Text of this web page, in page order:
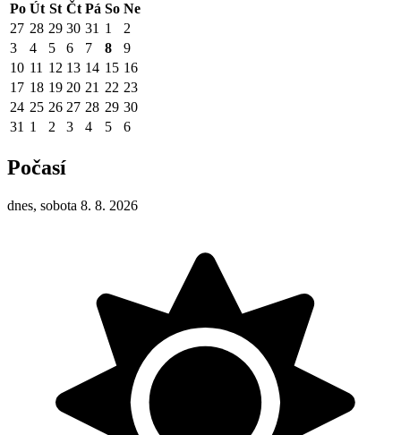
Po Út St Čt Pá So Ne
27 28 29 30 31 1
2
3
4 5 6 7 8
9
10 11 12 13 14 15 16
17 18 19 20 21 22 23
24 25 26 27 28 29 30
31 1 2 3 4 5 6
Počasí
dnes, sobota 8. 8. 2026